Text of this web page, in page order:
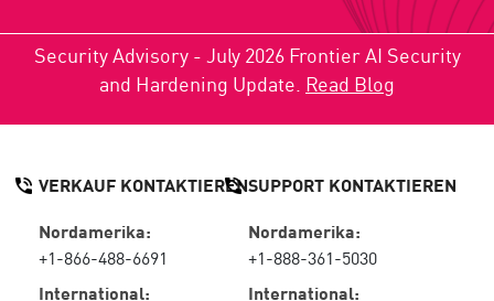
Security Advisory - July 2026 Frontier AI Security
and Hardening Update. Read Blog
VERKAUF KONTAKTIEREN
Nordamerika:
+1-866-488-6691
International:
SUPPORT KONTAKTIEREN
Nordamerika:
+1-888-361-5030
International: